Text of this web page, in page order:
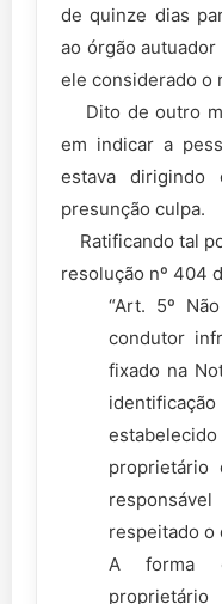
de quinze dias
ao órgão
ele considerado o
Dito de outro
em indicar a
estava
presunção culpa.
Ratificando tal
resolução nº 404
“Art. 5º
condutor
fixado na
proprietário
respeitado o
A forma